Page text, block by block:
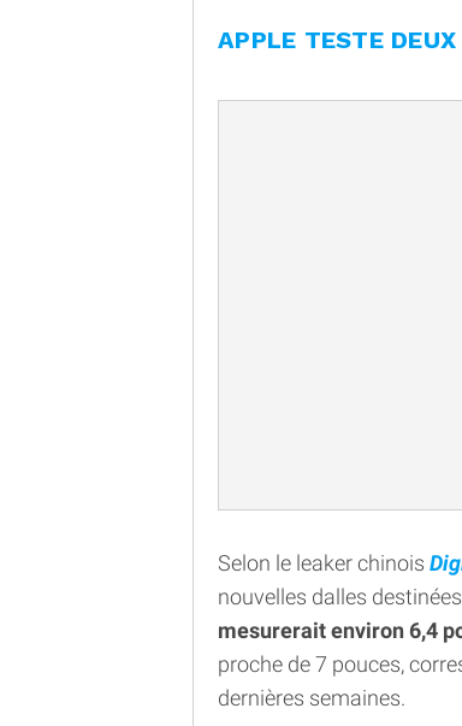
APPLE TESTE
Selon le leaker chinois
nouvelles dalles
mesurerait environ 6,4
proche de 7 pouces,
dernières semaines.